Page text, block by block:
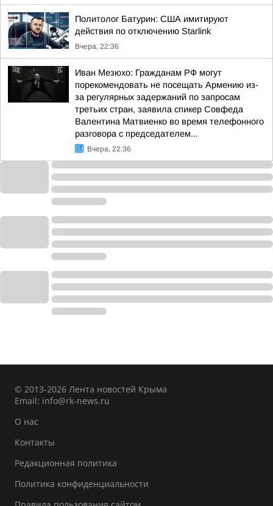
Политолог Батурин: США имитируют
действия по отключению Starlink
Вчера, 22:36
Иван Мезюхо: Гражданам РФ могут
порекомендовать не посещать Армению из-
за регулярных задержаний по запросам
третьих стран, заявила спикер Совфеда
Валентина Матвиенко во время телефонного
разговора с председателем...
Вчера, 22:36
© 2013-2026 Лента новостей Крыма
Email: info@rk-news.ru
О нас
Контакты
Редакционная политика
Политика конфиденциальности